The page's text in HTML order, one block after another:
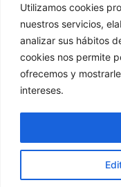
Utilizamos cookies
nuestros servicios,
analizar sus hábitos
cookies nos permite
ofrecemos y
intereses.
Miércoles y Jueves:
Viernes y Sábado:
Domingo:13:00h –
Web realizada
|
ghostwriter